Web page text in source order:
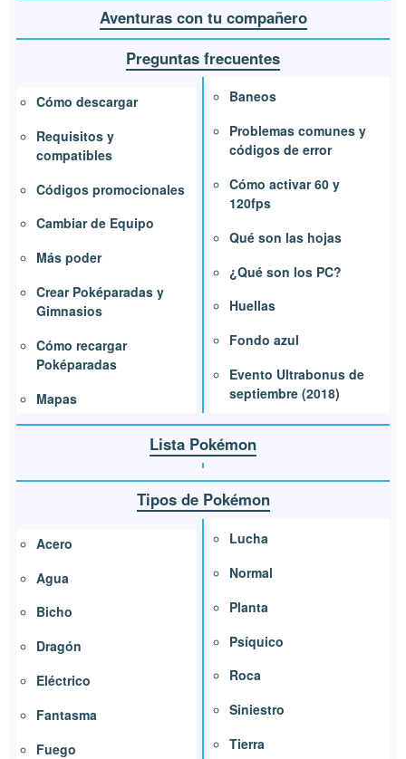
Aventuras con tu compañero
Preguntas frecuentes
Cómo descargar
Requisitos y
compatibles
Códigos promocionales
Cambiar de Equipo
Más poder
Crear Poképaradas y
Gimnasios
Cómo recargar
Poképaradas
Mapas
Baneos
Problemas comunes y
códigos de error
Cómo activar 60 y
120fps
Qué son las hojas
¿Qué son los PC?
Huellas
Fondo azul
Evento Ultrabonus de
septiembre (2018)
Lista Pokémon
Tipos de Pokémon
Acero
Agua
Bicho
Dragón
Eléctrico
Fantasma
Fuego
Lucha
Normal
Planta
Psíquico
Roca
Siniestro
Tierra